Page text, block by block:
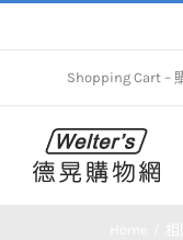
Shopping Cart –